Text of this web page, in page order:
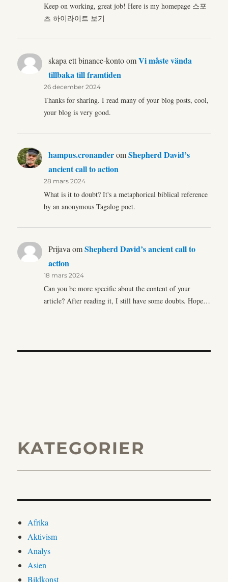
Keep on working, great job! Here is my homepage 스포
츠 하이라이트 보기
skapa ett binance-kontoomVi måste vända
tillbaka till framtiden
26 december 2024
Thanks for sharing. I read many of your blog posts, cool,
your blog is very good.
hampus.cronanderomShepherd David’s
ancient call to action
28 mars 2024
What is it to doubt? It's a metaphorical biblical reference
by an anonymous Tagalog poet.
Prijava omShepherd David’s ancient call to
action
18 mars 2024
Can you be more specific about the content of your
article? After reading it, I still have some doubts. Hope…
KATEGORIER
Afrika
Aktivism
Analys
Asien
Bildkonst